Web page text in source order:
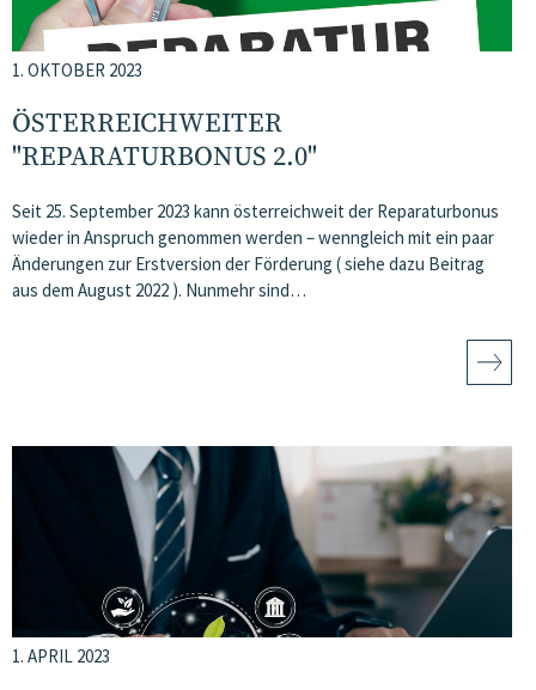
1. OKTOBER 2023
ÖSTERREICHWEITER
"REPARATURBONUS 2.0"
Seit 25. September 2023 kann österreichweit der Reparaturbonus
wieder in Anspruch genommen werden – wenngleich mit ein paar
Änderungen zur Erstversion der Förderung ( siehe dazu Beitrag
aus dem August 2022 ). Nunmehr sind…
1. APRIL 2023